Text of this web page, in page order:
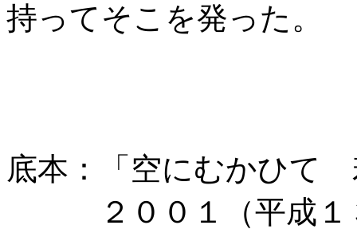
持ってそこを発った。
底本：「空にむかひて
２００１（平成１３